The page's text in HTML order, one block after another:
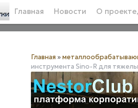
Главная Новости О
Главная »
инструмента Sino-R для